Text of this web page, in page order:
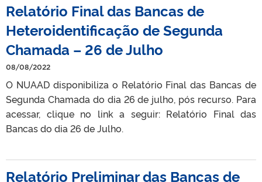
Relatório Final das Bancas de
Heteroidentificação de Segunda
Chamada – 26 de Julho
08/08/2022
O NUAAD disponibiliza o Relatório Final das Bancas de
Segunda Chamada do dia 26 de julho, pós recurso. Para
acessar, clique no link a seguir: Relatório Final das
Bancas do dia 26 de Julho.
Relatório Preliminar das Bancas de